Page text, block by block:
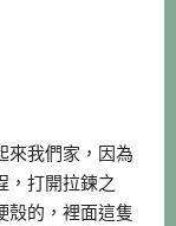
來我們家，因為
，打開拉鍊之
殼的，裡面這隻